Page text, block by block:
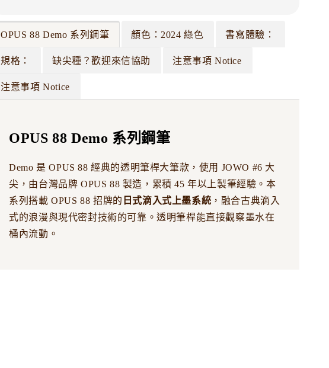
OPUS 88 Demo 系列鋼筆 顏色：2024 綠色 書寫體驗：
規格： 缺尖種？歡迎來信協助 注意事項 Notice
注意事項 Notice
OPUS 88 Demo 系列鋼筆
Demo 是 OPUS 88 經典的透明筆桿大筆款，使用 JOWO #6 大
尖，由台灣品牌 OPUS 88 製造，累積 45 年以上製筆經驗。本
系列搭載 OPUS 88 招牌的 日式滴入式上墨系統 ，融合古典滴入
式的浪漫與現代密封技術的可靠。透明筆桿能直接觀察墨水在
桶內流動。